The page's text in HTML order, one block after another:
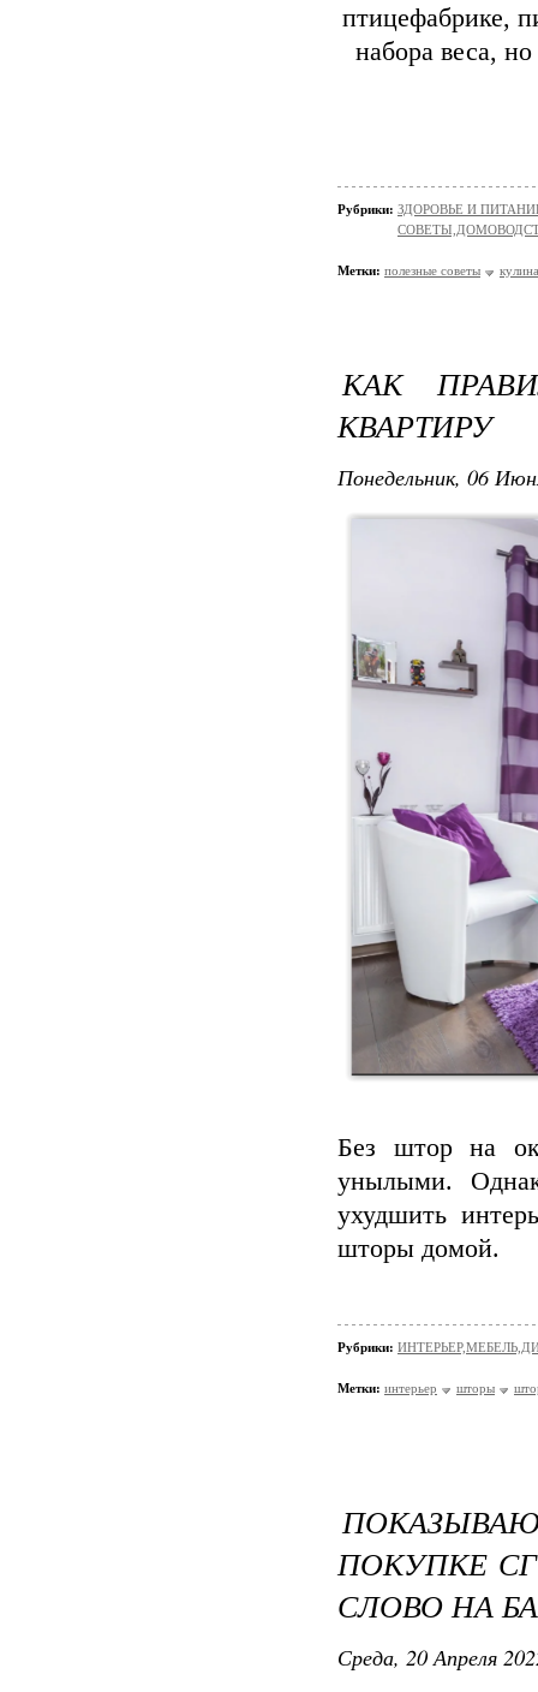
птицефабрике,
набора веса,
Рубрики: ЗДОРОВЬЕ И
Метки: полезные советы
КАК
КВАРТИРУ
Понедельник, 06
Без штор на
унылыми.
ухудшить
шторы домой.
Рубрики:
Метки: интерьер шторы
ПОКУПКЕ
СЛОВО НА
Среда, 20 Апреля